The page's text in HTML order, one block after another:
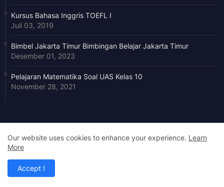
Kursus Bahasa Inggris TOEFL I
Juli 03, 2019
Bimbel Jakarta Timur Bimbingan Belajar Jakarta Timur
Desember 01, 2023
Pelajaran Matematika Soal UAS Kelas 10
November 28, 2021
Edukasi Online Magazine Bimbel Jakarta Timur, Bimbel Soal,
Materi, Matematika IPA Fisika Kimia Biologi SD SMP SMA, Jakarta
Our website uses cookies to enhance your experience. Learn
More
Accept !